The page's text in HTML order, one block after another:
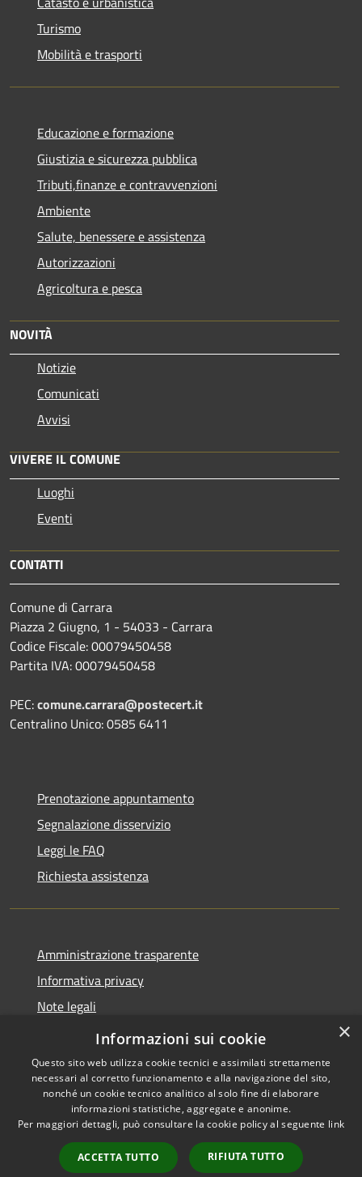
Turismo
Mobilità e trasporti
Educazione e formazione
Giustizia e sicurezza pubblica
Tributi,finanze e contravvenzioni
Ambiente
Salute, benessere e assistenza
Autorizzazioni
Agricoltura e pesca
NOVITÀ
Notizie
Comunicati
Avvisi
VIVERE IL COMUNE
Luoghi
Eventi
CONTATTI
Comune di Carrara
Piazza 2 Giugno, 1 - 54033 - Carrara
Codice Fiscale: 00079450458
Partita IVA: 00079450458
PEC:comune.carrara@postecert.it
Centralino Unico: 0585 6411
Prenotazione appuntamento
Segnalazione disservizio
Leggi le FAQ
Richiesta assistenza
Amministrazione trasparente
Informativa privacy
Note legali
Dichiarazione di accessibilità
Accessibilità
Copyright © 2026 • Comune di
Carrara • Powered by
Municipium•
Accesso
redazione
×
Informazioni sui cookie
Questo sito web utilizza cookie tecnici e assimilati strettamente
necessari al corretto funzionamento e alla navigazione del sito,
nonché un cookie tecnico analitico al solo fine di elaborare
informazioni statistiche, aggregate e anonime.
Per maggiori dettagli, può consultare la cookie policy al seguente link
ACCETTA TUTTO RIFIUTA TUTTO